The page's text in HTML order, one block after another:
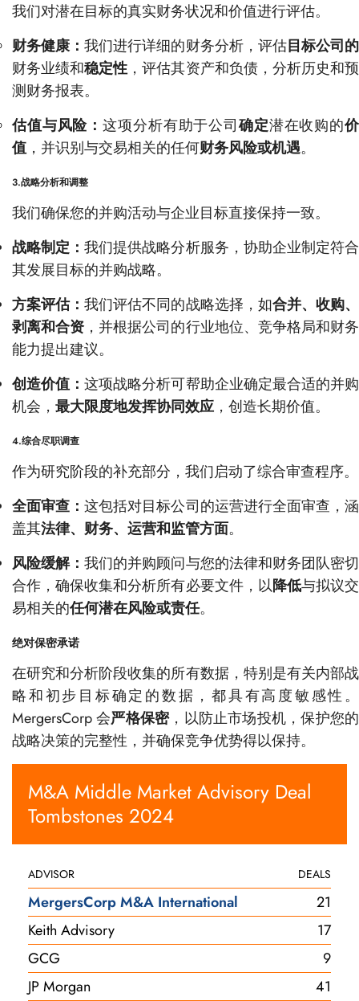
我们对潜在目标的真实财务状况和价值进行评估。
财务健康：我们进行详细的财务分析，评估目标公司的
财务业绩和稳定性，评估其资产和负债，分析历史和预
测财务报表。
估值与风险：这项分析有助于公司确定潜在收购的价
值，并识别与交易相关的任何财务风险或机遇。
3.战略分析和调整
我们确保您的并购活动与企业目标直接保持一致。
战略制定：我们提供战略分析服务，协助企业制定符合
其发展目标的并购战略。
方案评估：我们评估不同的战略选择，如合并、收购、
剥离和合资 ，并根据公司的行业地位、竞争格局和财务
能力提出建议。
创造价值：这项战略分析可帮助企业确定最合适的并购
机会， 最大限度地发挥协同效应 ，创造长期价值。
4.综合尽职调查
作为研究阶段的补充部分，我们启动了综合审查程序。
全面审查：这包括对目标公司的运营进行全面审查，涵
盖其法律、财务、运营和监管方面。
风险缓解：我们的并购顾问与您的法律和财务团队密切
合作，确保收集和分析所有必要文件，以降低与拟议交
易相关的任何潜在风险或责任。
绝对保密承诺
在研究和分析阶段收集的所有数据，特别是有关内部战
略和初步目标确定的数据，都具有高度敏感性。
MergersCorp 会严格保密，以防止市场投机，保护您的
战略决策的完整性，并确保竞争优势得以保持。
M&A Middle Market Advisory Deal
Tombstones 2024
ADVISOR DEALS
MergersCorp M&A International
21
Keith Advisory
17
GCG
9
JP Morgan
41